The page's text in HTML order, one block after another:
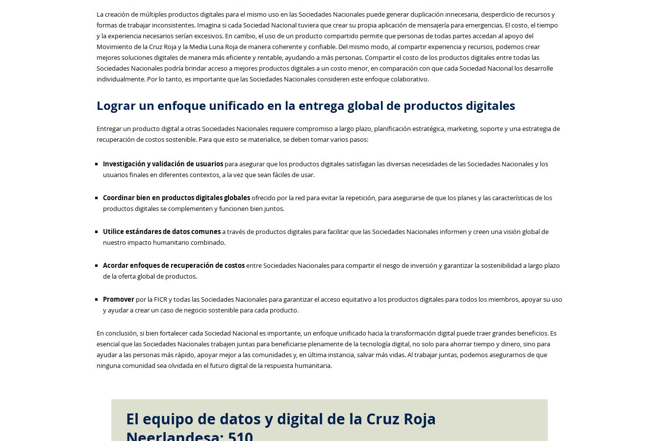
La creación de múltiples productos digitales para el mismo uso en las Sociedades Nacionales puede generar duplicación innecesaria, desperdicio de recursos y
formas de trabajar inconsistentes. Imagina si cada Sociedad Nacional tuviera que crear su propia aplicación de mensajería para emergencias. El costo, el tiempo
y la experiencia necesarios serían excesivos. En cambio, el uso de un producto compartido permite que personas de todas partes accedan al apoyo del
Movimiento de la Cruz Roja y la Media Luna Roja de manera coherente y confiable. Del mismo modo, al compartir experiencia y recursos, podemos crear
mejores soluciones digitales de manera más eficiente y rentable, ayudando a más personas. Compartir el costo de los productos digitales entre todas las
Sociedades Nacionales podría brindar acceso a mejores productos digitales a un costo menor, en comparación con que cada Sociedad Nacional los desarrolle
individualmente. Por lo tanto, es importante que las Sociedades Nacionales consideren este enfoque colaborativo.
Lograr un enfoque unificado en la entrega global de productos digitales
Entregar un producto digital a otras Sociedades Nacionales requiere compromiso a largo plazo, planificación estratégica, marketing, soporte y una estrategia de
recuperación de costos sostenible. Para que esto se materialice, se deben tomar varios pasos:
Investigación y validación de usuarios para asegurar que los productos digitales satisfagan las diversas necesidades de las Sociedades Nacionales y los
usuarios finales en diferentes contextos, a la vez que sean fáciles de usar.
Coordinar bien en productos digitales globalesofrecido por la red para evitar la repetición, para asegurarse de que los planes y las características de los
productos digitales se complementen y funcionen bien juntos.
Utilice estándares de datos comunesa través de productos digitales para facilitar que las Sociedades Nacionales informen y creen una visión global de
nuestro impacto humanitario combinado.
Acordar enfoques de recuperación de costosentre Sociedades Nacionales para compartir el riesgo de inversión y garantizar la sostenibilidad a largo plazo
de la oferta global de productos.
Promover por la FICR y todas las Sociedades Nacionales para garantizar el acceso equitativo a los productos digitales para todos los miembros, apoyar su uso
y ayudar a crear un caso de negocio sostenible para cada producto.
En conclusión, si bien fortalecer cada Sociedad Nacional es importante, un enfoque unificado hacia la transformación digital puede traer grandes beneficios. Es
esencial que las Sociedades Nacionales trabajen juntas para beneficiarse plenamente de la tecnología digital, no solo para ahorrar tiempo y dinero, sino para
ayudar a las personas más rápido, apoyar mejor a las comunidades y, en última instancia, salvar más vidas. Al trabajar juntas, podemos asegurarnos de que
ninguna comunidad sea olvidada en el futuro digital de la respuesta humanitaria.
El equipo de datos y digital de la Cruz Roja